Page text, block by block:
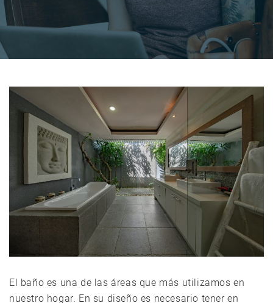
El baño es una de las áreas que más utilizamos en
nuestro hogar. En su diseño es necesario tener en